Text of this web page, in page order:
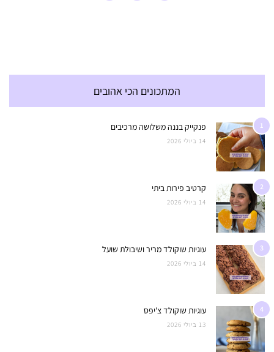
המתכונים הכי אהובים
1 פנקייק בננה משלושה מרכיבים
14 ביולי 2026
2 קרטיב פירות ביתי
14 ביולי 2026
3 עוגיות שוקולד מריר ושיבולת שועל
14 ביולי 2026
4 עוגיות שוקולד צ'יפס
13 ביולי 2026